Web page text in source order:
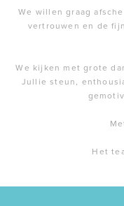
We willen graag
vertrouwen en de
We kijken met grote
Jullie steun,
Het